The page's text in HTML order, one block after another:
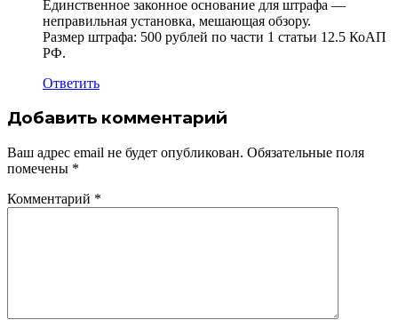
Единственное законное основание для штрафа —
неправильная установка, мешающая обзору.
Размер штрафа: 500 рублей по части 1 статьи 12.5 КоАП
РФ.
Ответить
Добавить комментарий
Ваш адрес email не будет опубликован. Обязательные поля
помечены *
Комментарий *